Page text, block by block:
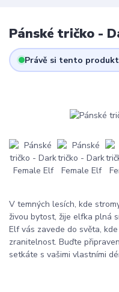
Pánské tričko -
Právě si tento
V temných lesích, kde
živou bytost, žije elfka plná
Elf vás zavede do světa,
zranitelnost. Buďte
setkáte s vašimi vlastními